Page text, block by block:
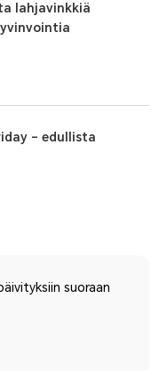
lahjavinkkiä
– edullista
suoraan